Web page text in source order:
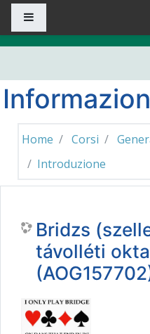
Vai al contenuto principale
Home Corsi
Introduzione
Bridzs
távolléti